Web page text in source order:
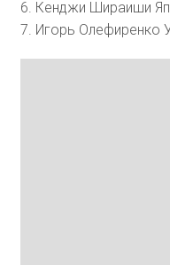
6. Кенджи Шираиши
7. Игорь Олефиренко